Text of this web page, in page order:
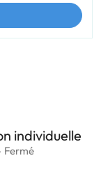
individuelle
Fermé